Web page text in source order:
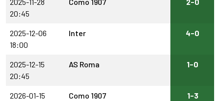
20:45
2025-12-06
18:00
Inter 4-0
2025-12-15
20:45
AS Roma 1-0
2026-01-15
Como 1907 1-3